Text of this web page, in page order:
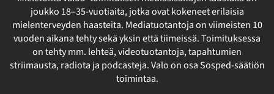
joukko 18–35-vuotiaita, jotka ovat kokeneet erilaisia
mielenterveyden haasteita. Mediatuotantoja on viimeisten 10
vuoden aikana tehty sekä yksin että tiimeissä. Toimituksessa
on tehty mm. lehteä, videotuotantoja, tapahtumien
striimausta, radiota ja podcasteja. Valo on osa Sosped-säätiön
toimintaa.